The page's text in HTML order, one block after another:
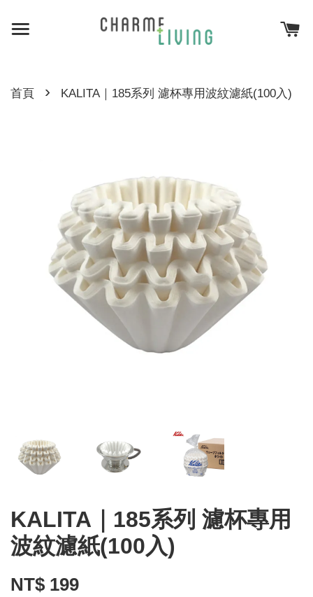
首頁 › KALITA｜185系列 濾杯專用波紋濾紙(100入)
KALITA｜185系列 濾杯專用
波紋濾紙(100入)
NT$ 199